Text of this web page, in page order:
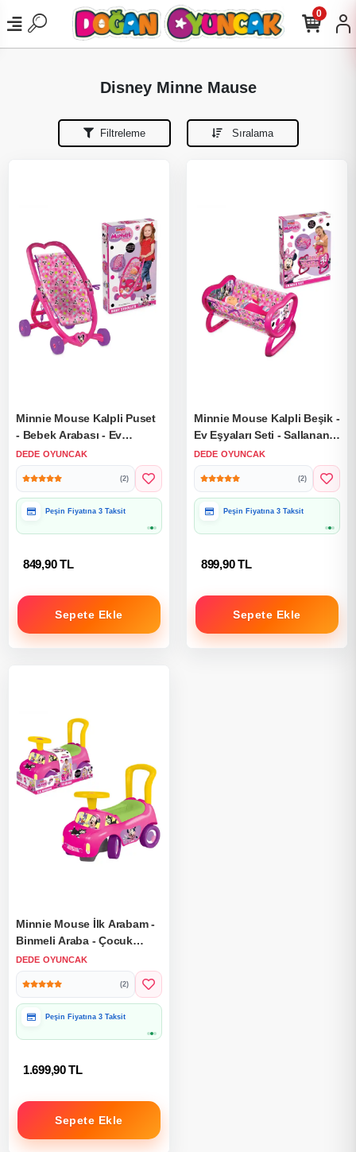
0
Disney Minne Mause
Filtreleme Sıralama
Minnie Mouse Kalpli Puset
- Bebek Arabası - Ev
Eşyaları Seti - Ev
Oyuncakları Seti
DEDE OYUNCAK
(2)
Hediye Paketine Uygun
849,90 TL
Sepete Ekle
Minnie Mouse Kalpli Beşik -
Ev Eşyaları Seti - Sallanan
Beşik - Ev Beşiği
DEDE OYUNCAK
(2)
Hediye Paketine Uygun
899,90 TL
Sepete Ekle
Minnie Mouse İlk Arabam -
Binmeli Araba - Çocuk
Arabası - İlk Adım Arabası
DEDE OYUNCAK
(2)
Hediye Paketine Uygun
1.699,90 TL
Sepete Ekle